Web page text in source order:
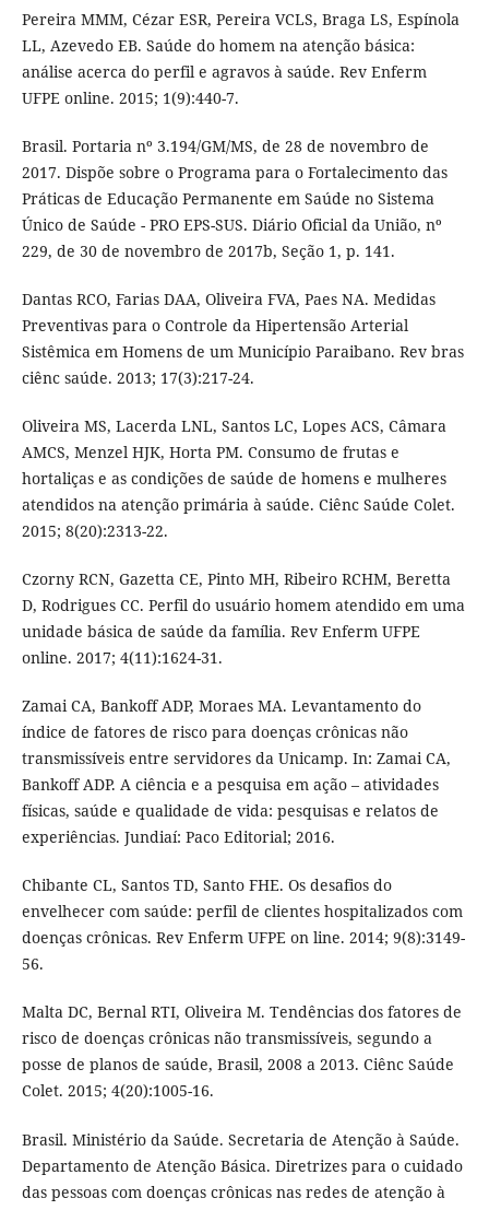
Pereira MMM, Cézar ESR, Pereira VCLS, Braga LS, Espínola
LL, Azevedo EB. Saúde do homem na atenção básica:
análise acerca do perfil e agravos à saúde. Rev Enferm
UFPE online. 2015; 1(9):440-7.
Brasil. Portaria nº 3.194/GM/MS, de 28 de novembro de
2017. Dispõe sobre o Programa para o Fortalecimento das
Práticas de Educação Permanente em Saúde no Sistema
Único de Saúde - PRO EPS-SUS. Diário Oficial da União, nº
229, de 30 de novembro de 2017b, Seção 1, p. 141.
Dantas RCO, Farias DAA, Oliveira FVA, Paes NA. Medidas
Preventivas para o Controle da Hipertensão Arterial
Sistêmica em Homens de um Município Paraibano. Rev bras
ciênc saúde. 2013; 17(3):217-24.
Oliveira MS, Lacerda LNL, Santos LC, Lopes ACS, Câmara
AMCS, Menzel HJK, Horta PM. Consumo de frutas e
hortaliças e as condições de saúde de homens e mulheres
atendidos na atenção primária à saúde. Ciênc Saúde Colet.
2015; 8(20):2313-22.
Czorny RCN, Gazetta CE, Pinto MH, Ribeiro RCHM, Beretta
D, Rodrigues CC. Perfil do usuário homem atendido em uma
unidade básica de saúde da família. Rev Enferm UFPE
online. 2017; 4(11):1624-31.
Zamai CA, Bankoff ADP, Moraes MA. Levantamento do
índice de fatores de risco para doenças crônicas não
transmissíveis entre servidores da Unicamp. In: Zamai CA,
Bankoff ADP. A ciência e a pesquisa em ação – atividades
físicas, saúde e qualidade de vida: pesquisas e relatos de
experiências. Jundiaí: Paco Editorial; 2016.
Chibante CL, Santos TD, Santo FHE. Os desafios do
envelhecer com saúde: perfil de clientes hospitalizados com
doenças crônicas. Rev Enferm UFPE on line. 2014; 9(8):3149-
56.
Malta DC, Bernal RTI, Oliveira M. Tendências dos fatores de
risco de doenças crônicas não transmissíveis, segundo a
posse de planos de saúde, Brasil, 2008 a 2013. Ciênc Saúde
Colet. 2015; 4(20):1005-16.
Brasil. Ministério da Saúde. Secretaria de Atenção à Saúde.
Departamento de Atenção Básica. Diretrizes para o cuidado
das pessoas com doenças crônicas nas redes de atenção à